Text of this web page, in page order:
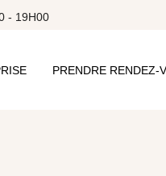
- 19H00
PRENDRE RENDEZ-